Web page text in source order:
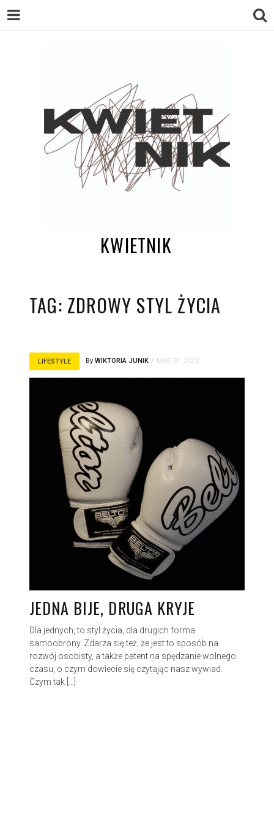
KWIETNIK
TAG: ZDROWY STYL ŻYCIA
LIFESTYLE By WIKTORIA JUNIK MAR 31, 2023
JEDNA BIJE, DRUGA KRYJE
Dla jednych, to styl życia, dla drugich forma
samoobrony. Zdarza się też, że jest to sposób na
rozwój osobisty, a także patent na spędzanie wolnego
czasu, o czym dowiecie się czytając nasz wywiad.
Czym tak […]